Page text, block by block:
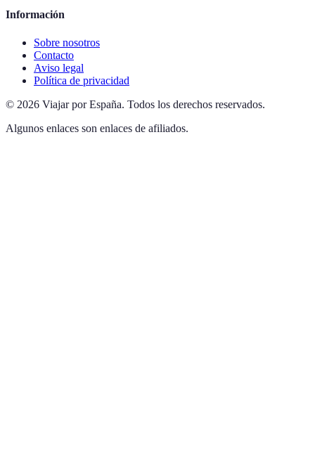
Información
Sobre nosotros
Contacto
Aviso legal
Política de privacidad
© 2026 Viajar por España. Todos los derechos reservados.
Algunos enlaces son enlaces de afiliados.